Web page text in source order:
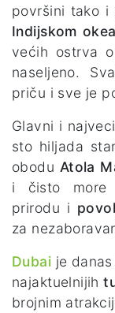
površini tako i
Indijskom
većih ostrva
naseljeno.
priču i sve je
Glavni i
sto hiljada
obodu Atola
i čisto
prirodu i
za
Dubai je
najaktuelnijih
brojnim